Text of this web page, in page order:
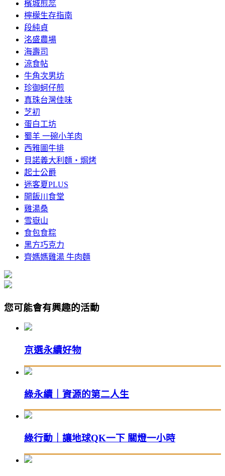
檳城煎蕊
檸檬生存指南
段純貞
洺盛農場
海壽司
涼食帖
牛角次男坊
珍御蚵仔煎
真珠台灣佳味
芝初
蛋白工坊
蜀羊 一碗小羊肉
西雅圖牛排
貝諾義大利麵‧焗烤
起士公爵
迷客夏PLUS
開飯川食堂
雞湯桑
雪嶽山
食包食粽
黑方巧克力
齊媽媽雞湯 牛肉麵
您可能會有興趣的活動
京選永續好物
綠永續｜資源的第二人生
綠行動｜讓地球QK一下 關燈一小時